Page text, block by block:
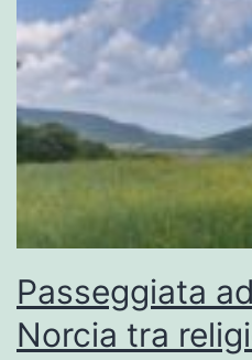
Passeggiata
Norcia tra